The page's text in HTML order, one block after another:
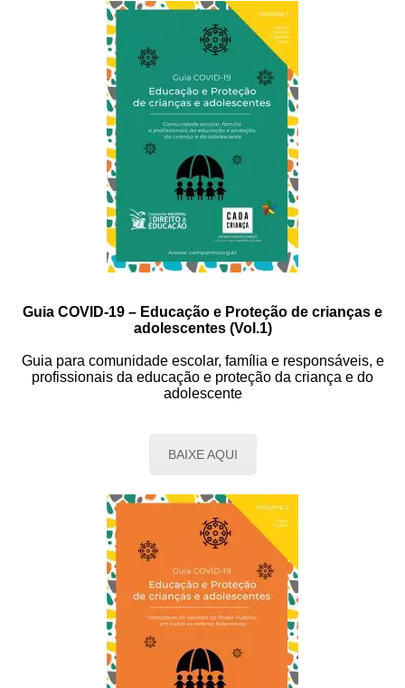
Guia COVID-19 – Educação e Proteção de crianças e
adolescentes (Vol.1)
Guia para comunidade escolar, família e responsáveis, e
profissionais da educação e proteção da criança e do
adolescente
BAIXE AQUI